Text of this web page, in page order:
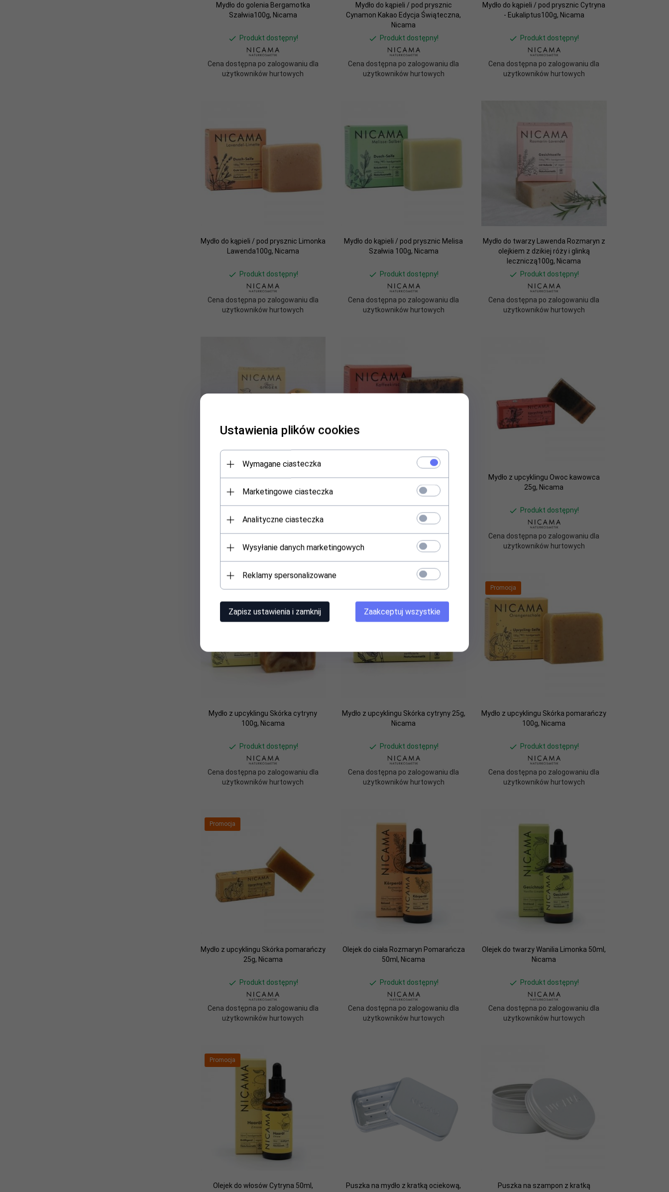
Mydło do golenia Bergamotka
Szałwia100g, Nicama
Produkt dostępny!
Cena dostępna po zalogowaniu dla
użytkowników hurtowych
Mydło do kąpieli / pod prysznic
Cynamon Kakao Edycja Świąteczna,
Nicama
Produkt dostępny!
Cena dostępna po zalogowaniu dla
użytkowników hurtowych
Mydło do kąpieli / pod prysznic Cytryna
- Eukaliptus100g, Nicama
Produkt dostępny!
Cena dostępna po zalogowaniu dla
użytkowników hurtowych
Mydło do kąpieli / pod prysznic Limonka
Lawenda100g, Nicama
Produkt dostępny!
Cena dostępna po zalogowaniu dla
użytkowników hurtowych
Mydło do kąpieli / pod prysznic Melisa
Szałwia 100g, Nicama
Produkt dostępny!
Cena dostępna po zalogowaniu dla
użytkowników hurtowych
Mydło do twarzy Lawenda Rozmaryn z
olejkiem z dzikiej róży i glinką
leczniczą100g, Nicama
Produkt dostępny!
Cena dostępna po zalogowaniu dla
użytkowników hurtowych
Mydło peelingujące Imbir Cytryna 100g,
Nicama
Cena dostępna po zalogowaniu dla
użytkowników hurtowych
Mydło z upcyklingu Owoc kawowca
100g, Nicama
Cena dostępna po zalogowaniu dla
użytkowników hurtowych
Mydło z upcyklingu Owoc kawowca
25g, Nicama
Produkt dostępny!
Cena dostępna po zalogowaniu dla
użytkowników hurtowych
Mydło z upcyklingu Skórka cytryny
100g, Nicama
Produkt dostępny!
Cena dostępna po zalogowaniu dla
użytkowników hurtowych
Promocja
Mydło z upcyklingu Skórka cytryny 25g,
Nicama
Produkt dostępny!
Cena dostępna po zalogowaniu dla
użytkowników hurtowych
Promocja
Mydło z upcyklingu Skórka pomarańczy
100g, Nicama
Produkt dostępny!
Cena dostępna po zalogowaniu dla
użytkowników hurtowych
Promocja
Mydło z upcyklingu Skórka pomarańczy
25g, Nicama
Produkt dostępny!
Cena dostępna po zalogowaniu dla
użytkowników hurtowych
Olejek do ciała Rozmaryn Pomarańcza
50ml, Nicama
Produkt dostępny!
Cena dostępna po zalogowaniu dla
użytkowników hurtowych
Olejek do twarzy Wanilia Limonka 50ml,
Nicama
Produkt dostępny!
Cena dostępna po zalogowaniu dla
użytkowników hurtowych
Promocja
Olejek do włosów Cytryna 50ml,
Puszka na mydło z kratką ociekową,
Puszka na szampon z kratką
Ustawienia plików cookies
Wymagane ciasteczka
Marketingowe ciasteczka
Analityczne ciasteczka
Wysyłanie danych marketingowych
Reklamy spersonalizowane
Zapisz ustawienia i zamknij Zaakceptuj wszystkie